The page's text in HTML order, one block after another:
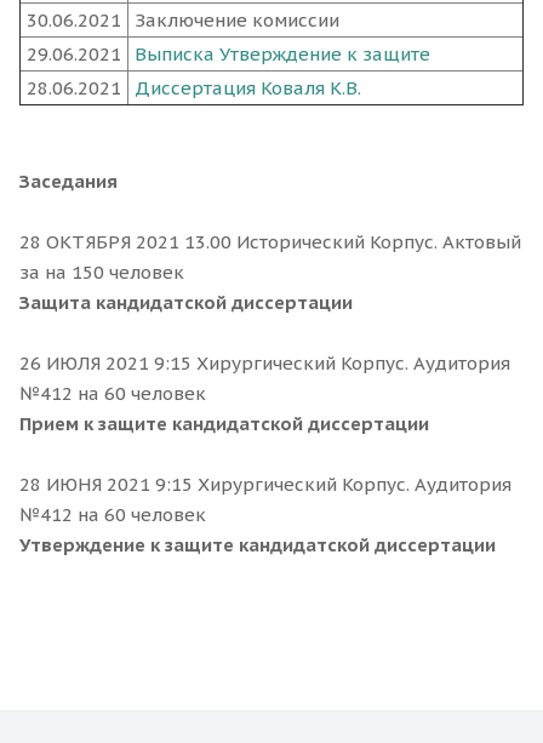
30.06.2021
Заключение комиссии
29.06.2021
Выписка Утверждение к защите
28.06.2021
Диссертация Коваля К.В.
Заседания
28 ОКТЯБРЯ 2021 13.00 Исторический Корпус. Актовый
за на 150 человек
Защита кандидатской диссертации
26 ИЮЛЯ 2021 9:15 Хирургический Корпус. Аудитория
№412 на 60 человек
Прием к защите кандидатской диссертации
28 ИЮНЯ 2021 9:15 Хирургический Корпус. Аудитория
№412 на 60 человек
Утверждение к защите кандидатской диссертации